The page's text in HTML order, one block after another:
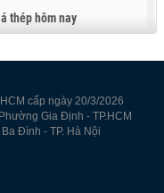
thép hôm nay
cấp ngày 20/3/2026
Gia Định - TP.HCM
Đình - TP. Hà Nội